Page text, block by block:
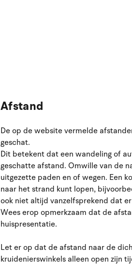
Afstand
De op de website vermelde
geschat.
Dit betekent dat een wandeling of
geschatte afstand. Omwille van de
uitgezette paden en of wegen. Een
naar het strand kunt lopen,
ook niet altijd vanzelfsprekend dat
Wees erop opmerkzaam dat de
huispresentatie.
Let er op dat de afstand naar de
kruidenierswinkels alleen open zijn